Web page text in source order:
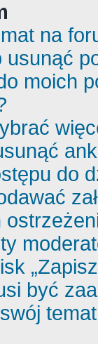
na
usunąć
moich
do
być